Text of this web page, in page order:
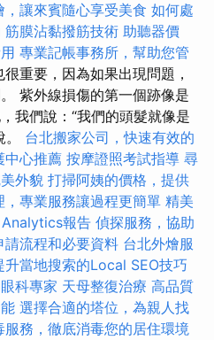
，讓來賓隨心享受美食 如何處
筋膜沾黏撥筋技術 助聽器價
專業記帳事務所，幫助您管
重要，因為如果出現問題，
紫外線損傷的第一個跡像是
我們說：“我們的頭髮就像是
台北搬家公司，快速有效的
中心推薦 按摩證照考試指導 尋
外貌 打掃阿姨的價格，提供
專業服務讓過程更簡單 精美
報告 偵探服務，協助
請流程和必要資料 台北外燴服
升當地搜索的Local SEO技巧
科專家 天母整復治療 高品質
選擇合適的塔位，為親人找
服務，徹底消毒您的居住環境